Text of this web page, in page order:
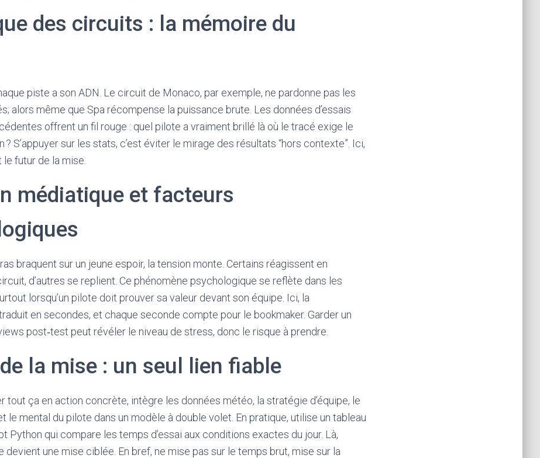
des circuits : la mémoire du
piste a son ADN. Le circuit de Monaco, par exemple, ne pardonne pas les
alors même que Spa récompense la puissance brute. Les données d’essais
offrent un fil rouge : quel pilote a vraiment brillé là où le tracé exige le
? S’appuyer sur les stats, c’est éviter le mirage des résultats “hors contexte”. Ici,
le futur de la mise.
médiatique et facteurs
braquent sur un jeune espoir, la tension monte. Certains réagissent en
d’autres se replient. Ce phénomène psychologique se reflète dans les
lorsqu’un pilote doit prouver sa valeur devant son équipe. Ici, la
en secondes, et chaque seconde compte pour le bookmaker. Garder un
post‑test peut révéler le niveau de stress, donc le risque à prendre.
la mise : un seul lien fiable
tout ça en action concrète, intègre les données météo, la stratégie d’équipe, le
le mental du pilote dans un modèle à double volet. En pratique, utilise un tableau
Python qui compare les temps d’essai aux conditions exactes du jour. Là,
devient une mise ciblée. En bref, ne mise pas sur le temps brut, mise sur la